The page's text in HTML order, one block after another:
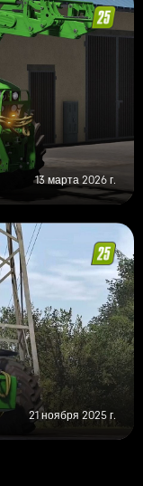
13 марта 2026 г.
21 ноября 2025 г.